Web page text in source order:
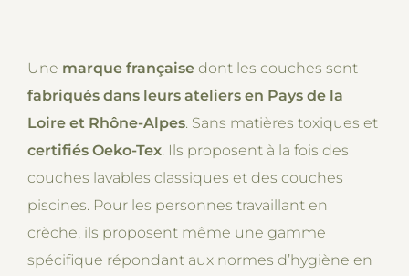
Une marque française dont les couches sont
fabriqués dans leurs ateliers en Pays de la
Loire et Rhône-Alpes. Sans matières toxiques et
certifiés Oeko-Tex. Ils proposent à la fois des
couches lavables classiques et des couches
piscines. Pour les personnes travaillant en
crèche, ils proposent même une gamme
spécifique répondant aux normes d’hygiène en